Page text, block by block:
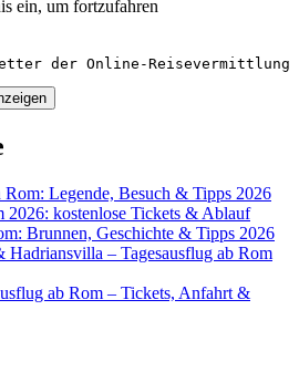
ein, um fortzufahren
der Online-
Legende, Besuch & Tipps 2026
2026: kostenlose Tickets & Ablauf
Brunnen, Geschichte & Tipps 2026
– Tagesausflug ab Rom
ab Rom – Tickets, Anfahrt &